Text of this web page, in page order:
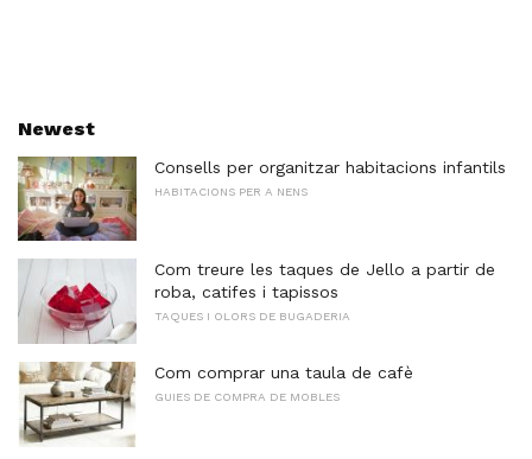
Newest
Consells per organitzar habitacions infantils
HABITACIONS PER A NENS
Com treure les taques de Jello a partir de
roba, catifes i tapissos
TAQUES I OLORS DE BUGADERIA
Com comprar una taula de cafè
GUIES DE COMPRA DE MOBLES